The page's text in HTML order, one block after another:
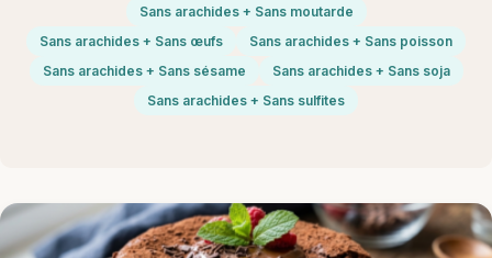
Sans arachides + Sans moutarde
Sans arachides + Sans œufs
Sans arachides + Sans poisson
Sans arachides + Sans sésame
Sans arachides + Sans soja
Sans arachides + Sans sulfites